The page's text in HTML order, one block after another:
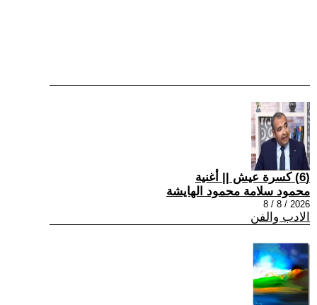
(6) كسرة عيش || أغنية
محمود سلامة محمود الهايشة
2026 / 8 / 8
الادب والفن